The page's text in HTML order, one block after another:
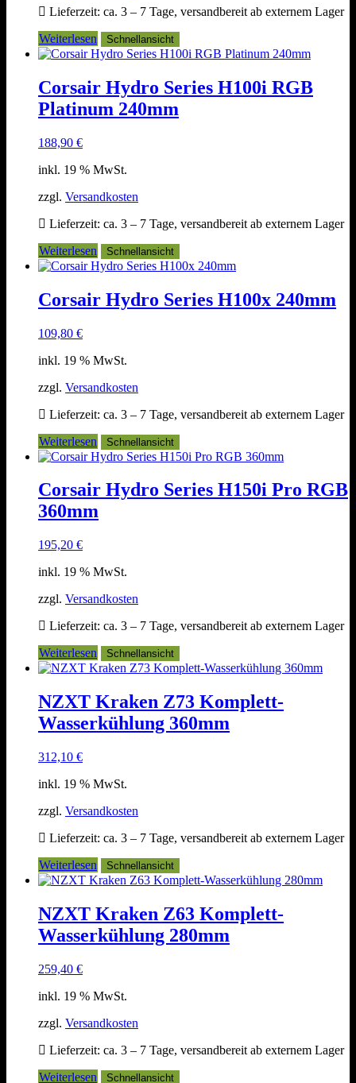
Lieferzeit: ca. 3 – 7 Tage, versandbereit ab externem Lager
Weiterlesen
Schnellansicht
Corsair Hydro Series H100i RGB
Platinum 240mm
188,90 €
inkl. 19 % MwSt.
zzgl. Versandkosten
Lieferzeit: ca. 3 – 7 Tage, versandbereit ab externem Lager
Weiterlesen
Schnellansicht
Corsair Hydro Series H100x 240mm
109,80 €
inkl. 19 % MwSt.
zzgl. Versandkosten
Lieferzeit: ca. 3 – 7 Tage, versandbereit ab externem Lager
Weiterlesen
Schnellansicht
Corsair Hydro Series H150i Pro RGB
360mm
195,20 €
inkl. 19 % MwSt.
zzgl. Versandkosten
Lieferzeit: ca. 3 – 7 Tage, versandbereit ab externem Lager
Weiterlesen
Schnellansicht
NZXT Kraken Z73 Komplett-
Wasserkühlung 360mm
312,10 €
inkl. 19 % MwSt.
zzgl. Versandkosten
Lieferzeit: ca. 3 – 7 Tage, versandbereit ab externem Lager
Weiterlesen
Schnellansicht
NZXT Kraken Z63 Komplett-
Wasserkühlung 280mm
259,40 €
inkl. 19 % MwSt.
zzgl. Versandkosten
Lieferzeit: ca. 3 – 7 Tage, versandbereit ab externem Lager
Weiterlesen
Schnellansicht